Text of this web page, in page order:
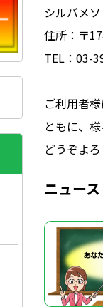
シルバメ
住所：〒
TEL：03-
ご利用者
ともに、
どうぞよ
ニュー